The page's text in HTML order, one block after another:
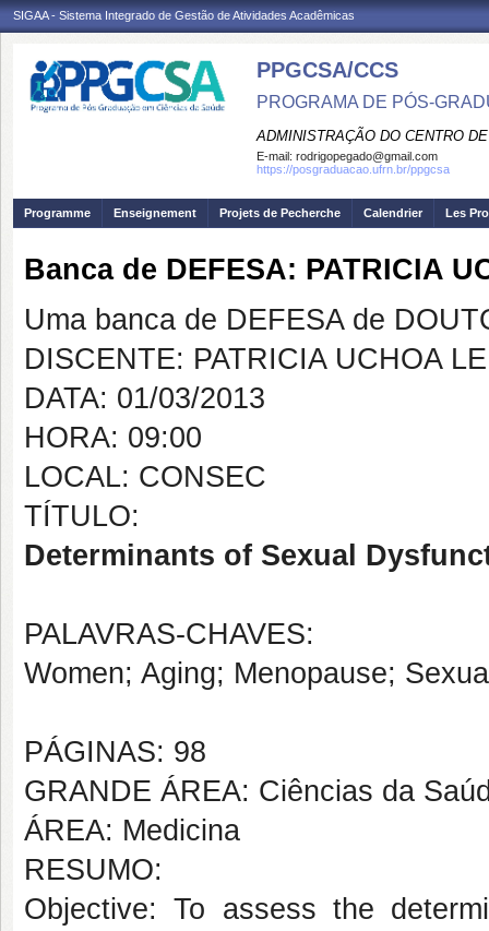
SIGAA - Sistema Integrado de Gestão de Atividades Acadêmicas
PPGCSA/CCS
PROGRAMA DE PÓS-
ADMINISTRAÇÃO DO CENTRO
E-mail: rodrigopegado@gmail.com
https://posgraduacao.ufrn.br/ppgcsa
Programme Enseignement Projets de Pecherche Calendrier Les
Banca de DEFESA: PATRICIA
Uma banca de DEFESA de
DISCENTE: PATRICIA UCHOA
DATA: 01/03/2013
HORA: 09:00
LOCAL: CONSEC
TÍTULO:
Determinants of Sexual
PALAVRAS-CHAVES:
Women; Aging; Menopause;
PÁGINAS: 98
GRANDE ÁREA: Ciências da
ÁREA: Medicina
RESUMO:
Objective: To assess the